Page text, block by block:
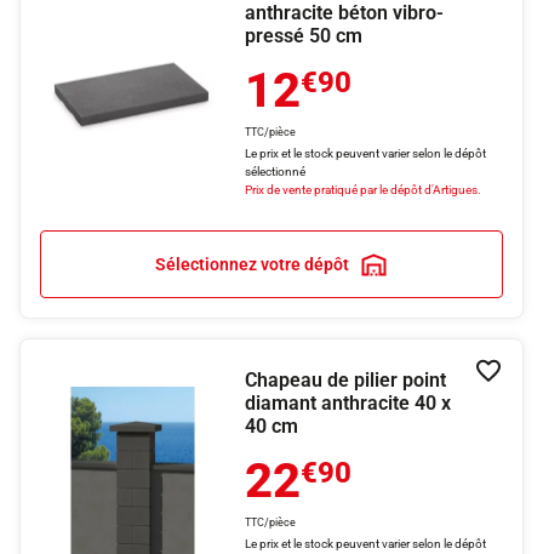
anthracite béton vibro-
pressé 50 cm
12€90
TTC/pièce
Le prix et le stock peuvent varier selon le dépôt
sélectionné
Prix de vente pratiqué par le dépôt d'Artigues.
Sélectionnez votre dépôt
Chapeau de pilier point
diamant anthracite 40 x
40 cm
22€90
TTC/pièce
Le prix et le stock peuvent varier selon le dépôt